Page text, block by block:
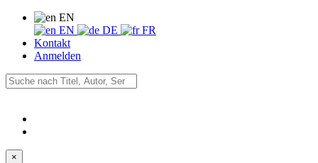
EN
EN
DE
FR
Kontakt
Anmelden
×